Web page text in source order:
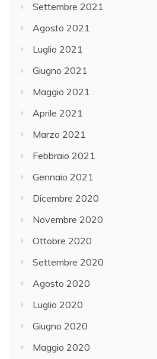
Settembre 2021
Agosto 2021
Luglio 2021
Giugno 2021
Maggio 2021
Aprile 2021
Marzo 2021
Febbraio 2021
Gennaio 2021
Dicembre 2020
Novembre 2020
Ottobre 2020
Settembre 2020
Agosto 2020
Luglio 2020
Giugno 2020
Maggio 2020